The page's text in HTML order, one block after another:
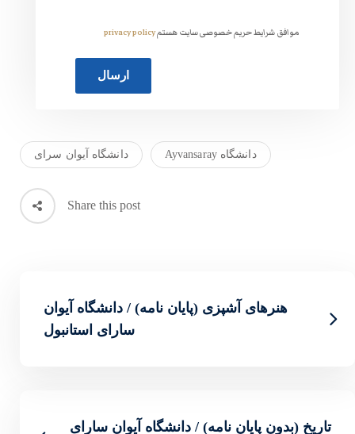
privacy policy
دانشگاه آیوان سرای
نامه) / دانشگاه آیوان
آیوان سارای